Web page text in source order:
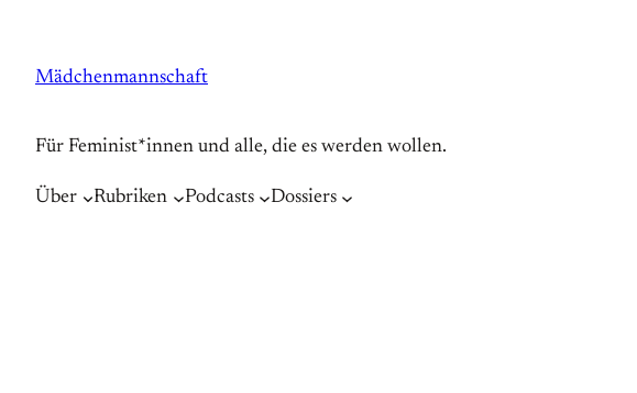
springen
Mädchenmannschaft
Für Feminist*innen und alle, die es werden wollen.
Über Rubriken Podcasts Dossiers